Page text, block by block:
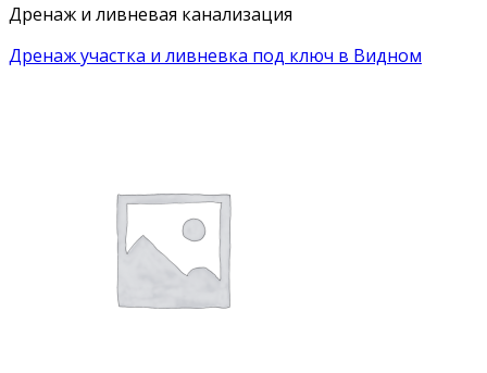
Дренаж и ливневая канализация
Дренаж участка и ливневка под ключ в Видном